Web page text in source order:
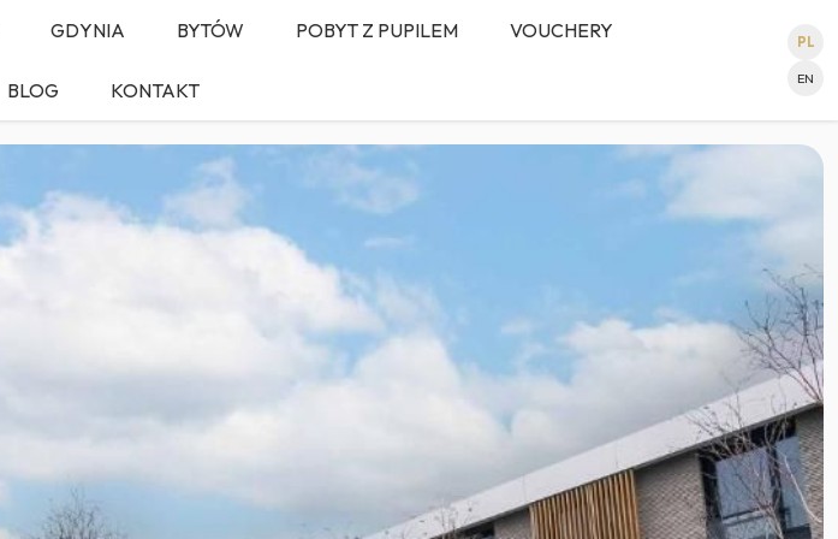
GDYNIA BYTÓW POBYT Z PUPILEM VOUCHERY
BLOG KONTAKT
PL
EN